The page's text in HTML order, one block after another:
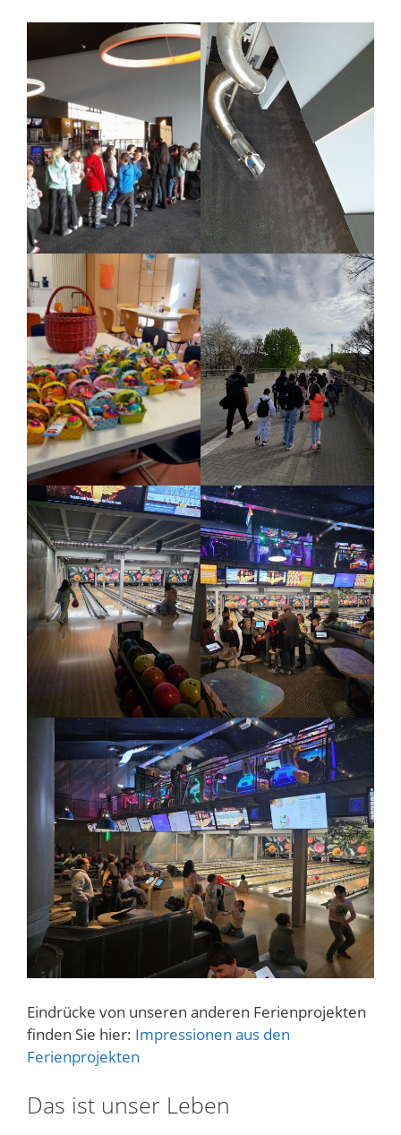
Eindrücke von unseren anderen Ferienprojekten
finden Sie hier: Impressionen aus den
Ferienprojekten
Das ist unser Leben